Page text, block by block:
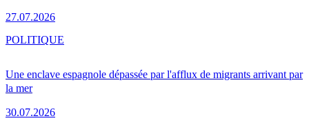
27.07.2026
Une enclave espagnole dépassée par l'afflux de migrants arrivant par
la mer
30.07.2026
POLITIQUE